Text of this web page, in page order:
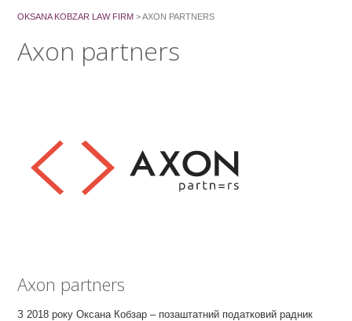
OKSANA KOBZAR LAW FIRM >AXON PARTNERS
Axon partners
Axon partners
З 2018 року Оксана Кобзар – позаштатний податковий радник